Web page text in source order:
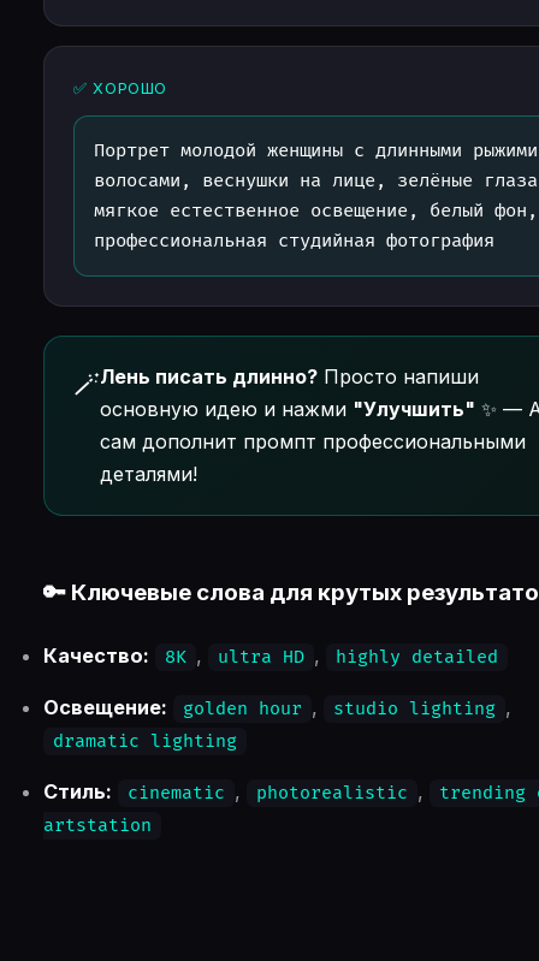
✅ ХОРОШО
Портрет молодой женщины с длинными рыжими
волосами, веснушки на лице, зелёные
мягкое естественное освещение, белый фон,
профессиональная студийная фотография
🪄Лень писать длинно? Просто напиши
основную идею и нажми "Улучшить" ✨ —
сам дополнит промпт профессиональными
деталями!
🔑 Ключевые слова для крутых
Качество: 8K , ultra HD , highly detailed
Освещение: golden hour , studio lighting ,
dramatic lighting
Стиль: cinematic , photorealistic ,
trending
artstation